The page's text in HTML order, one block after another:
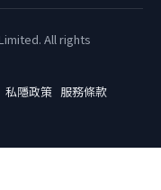
All rights
私隱政策 服務條款